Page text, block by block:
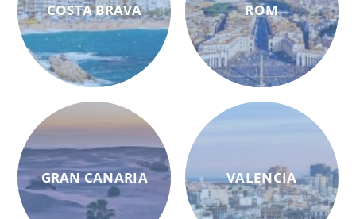
COSTA BRAVA
GRAN CANARIA
ROM
VALENCIA